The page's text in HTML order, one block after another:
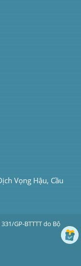
Vọng Hậu, Cầu
GP-BTTTT do Bộ